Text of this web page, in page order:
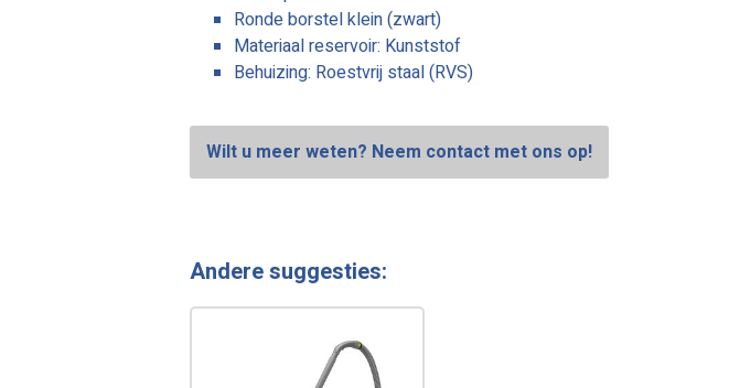
Ronde borstel klein (zwart)
Materiaal reservoir: Kunststof
Behuizing: Roestvrij staal (RVS)
Wilt u meer weten? Neem contact met ons op!
Andere suggesties: